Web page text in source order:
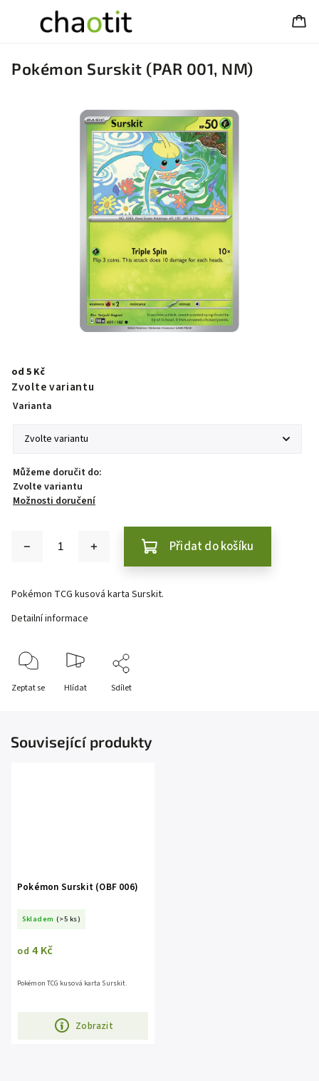
Pokémon Surskit (PAR 001, NM)
od 5 Kč
Zvolte variantu
Varianta
Můžeme doručit do:
Zvolte variantu
Možnosti doručení
Přidat do košíku
Pokémon TCG kusová karta Surskit.
Detailní informace
Zeptat se Hlídat Sdílet
Související produkty
Pokémon Surskit (OBF 006)
Skladem (>5 ks)
od 4 Kč
Zobrazit
Pokémon TCG kusová karta Surskit.